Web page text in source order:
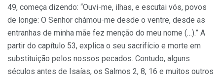
49, começa dizendo: “Ouvi-me, ilhas, e escutai vós, povos
de longe: O Senhor chàmou-me desde o ventre, desde as
entranhas de minha mãe fez menção do meu nome (…).” A
partir do capítulo 53, explica o seu sacrifício e morte em
subs­tituição pelos nossos pecados. Contudo, alguns
séculos antes de Isaías, os Salmos 2, 8, 16 e muitos outros